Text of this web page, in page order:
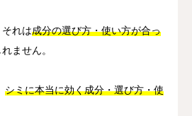
れは成分の選び方・使い方が合っ
ません。
シミに本当に効く成分・選び方・使